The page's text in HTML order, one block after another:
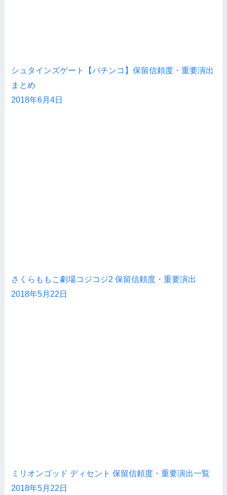
シュタインズゲート【パチンコ】保留信頼度・重要演出
まとめ
2018年6月4日
さくらももこ劇場コジコジ2 保留信頼度・重要演出
2018年5月22日
ミリオンゴッド ディセント 保留信頼度・重要演出一覧
2018年5月22日